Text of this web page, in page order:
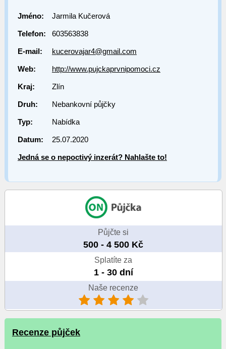
Jméno: Jarmila Kučerová
Telefon: 603563838
E-mail: kucerovajar4@gmail.com
Web: http://www.pujckaprvnipomoci.cz
Kraj: Zlín
Druh: Nebankovní půjčky
Typ: Nabídka
Datum: 25.07.2020
Jedná se o nepoctivý inzerát? Nahlašte to!
Půjčte si
500 - 4 500 Kč
Splatíte za
1 - 30 dní
Naše recenze
Recenze půjček